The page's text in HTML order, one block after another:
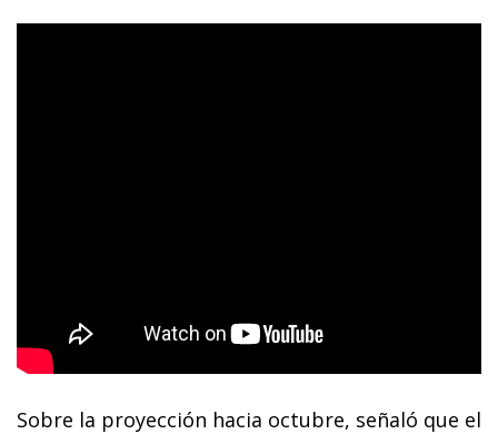
Sobre la proyección hacia octubre, señaló que el